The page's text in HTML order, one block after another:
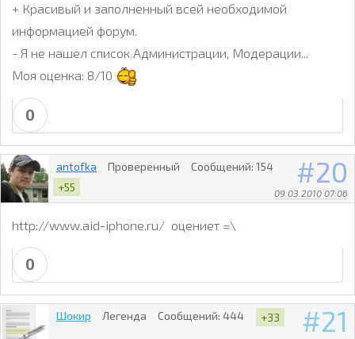
+ Красивый и заполненный всей необходимой
информацией форум.
- Я не нашел список Администрации, Модерации...
Моя оценка: 8/10
0
20
09.03.2010 07:06
antofka Проверенный Сообщений: 154
+55
http://www.aid-iphone.ru/ оцениет =\
0
21
Шокир Легенда Сообщений: 444 +33